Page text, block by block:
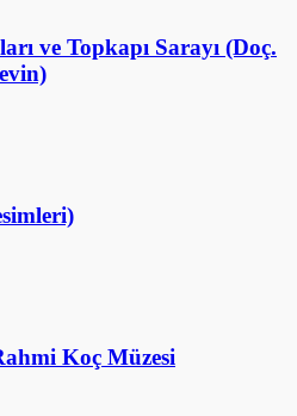
ve Topkapı Sarayı (Doç.
Koç Müzesi